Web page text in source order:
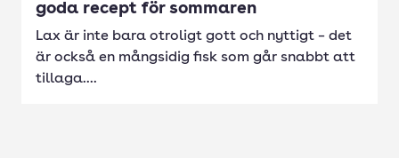
goda recept för sommaren
Lax är inte bara otroligt gott och nyttigt – det
är också en mångsidig fisk som går snabbt att
tillaga....